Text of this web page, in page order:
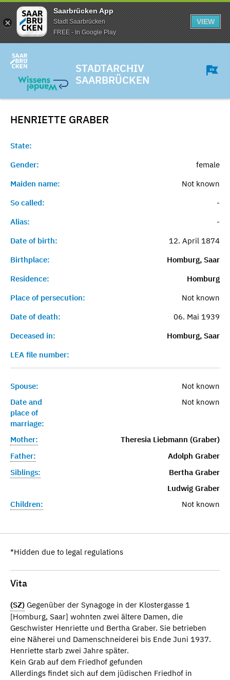
Saarbrücken App
Stadt Saarbrücken
FREE - In Google Play
VIEW
STADTARCHIV
SAARBRÜCKEN
HENRIETTE GRABER
State:
Gender:
female
Maiden name:
Not known
So called:
-
Alias:
-
Date of birth:
12. April 1874
Birthplace:
Homburg, Saar
Residence:
Homburg
Place of persecution:
Not known
Date of death:
06. Mai 1939
Deceased in:
Homburg, Saar
LEA file number:
Spouse:
Not known
Date and
place of
marriage:
Not known
Mother:
Theresia Liebmann (Graber)
Father:
Adolph Graber
Siblings:
Bertha Graber
Ludwig Graber
Children:
Not known
*Hidden due to legal regulations
Vita
(SZ) Gegenüber der Synagoge in der Klostergasse 1
[Homburg, Saar] wohnten zwei ältere Damen, die
Geschwister Henriette und Bertha Graber. Sie betrieben
eine Näherei und Damenschneiderei bis Ende Juni 1937.
Henriette starb zwei Jahre später.
Kein Grab auf dem Friedhof gefunden
Allerdings findet sich auf dem jüdischen Friedhof in